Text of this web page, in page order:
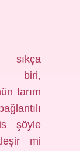
biri,
tarım
şöyle
mi